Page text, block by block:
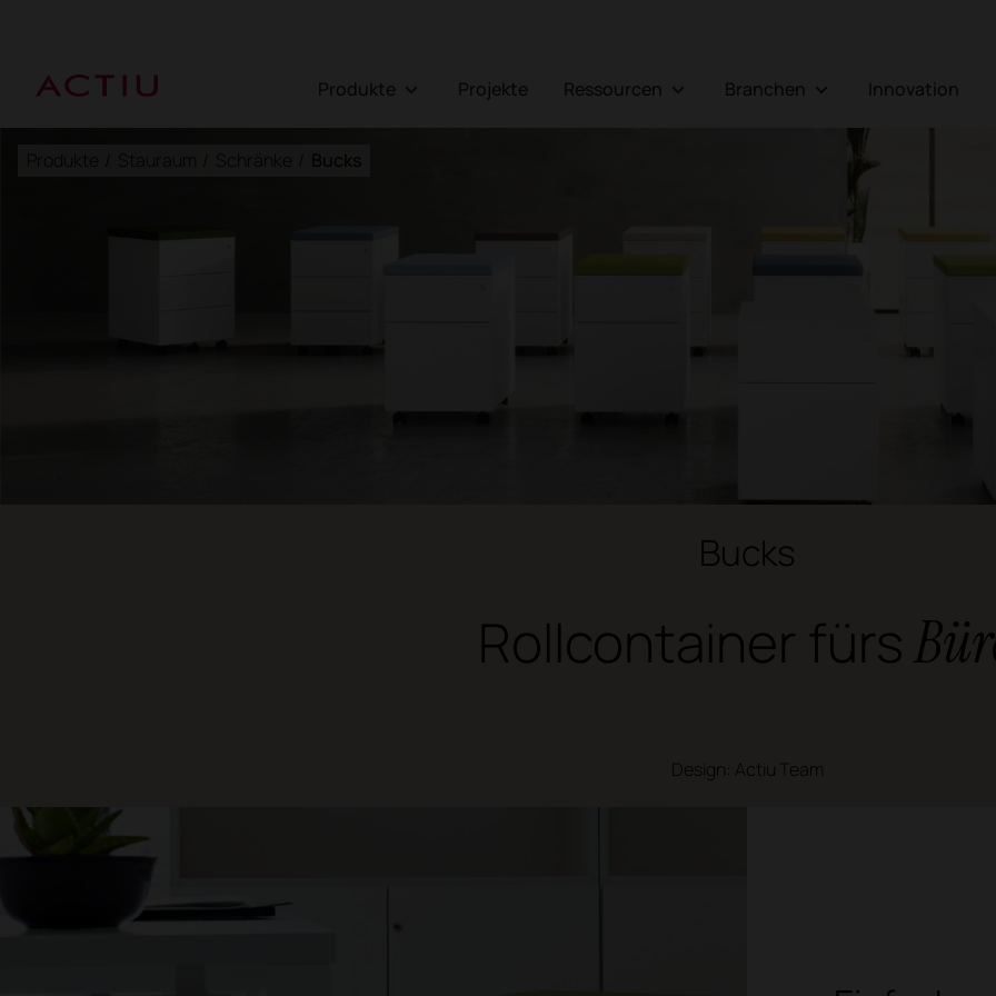
Produkte Projekte Ressourcen Branchen Innovation
Schränke Bucks
Bucks
Rollcontainer fürs
Design: Actiu Team